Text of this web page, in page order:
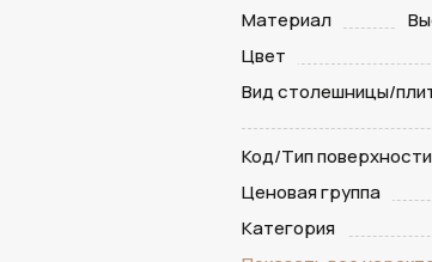
Материал
Цвет
Вид столешницы/
Код/Тип поверхности
Ценовая группа
Категория